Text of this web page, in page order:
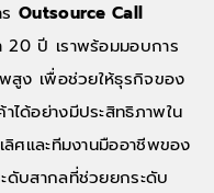
Outsource Call
ปี เราพร้อมมอบการ
สูง เพื่อช่วยให้ธุรกิจของ
ด้อย่างมีประสิทธิภาพใน
ศและทีมงานมืออาชีพของ
ดับสากลที่ช่วยยกระดับ